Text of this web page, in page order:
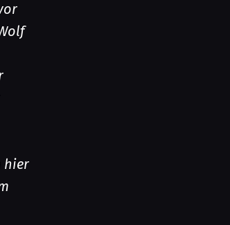
hier